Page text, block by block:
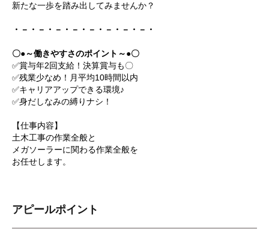
新たな一歩を踏み出してみませんか？
・－・－・－・－・－・－・－・－・
〇●～働きやすさのポイント～●〇
✅賞与年2回支給！決算賞与も〇
✅残業少なめ！月平均10時間以内
✅キャリアアップできる環境♪
✅身だしなみの縛りナシ！
【仕事内容】
土木工事の作業全般と
メガソーラーに関わる作業全般を
お任せします。
アピールポイント